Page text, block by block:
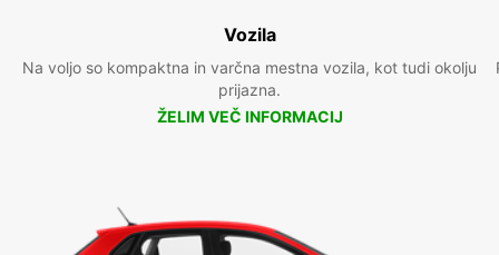
Vozila
Na voljo so kompaktna in varčna mestna vozila, kot tudi okolju
prijazna.
ŽELIM VEČ INFORMACIJ